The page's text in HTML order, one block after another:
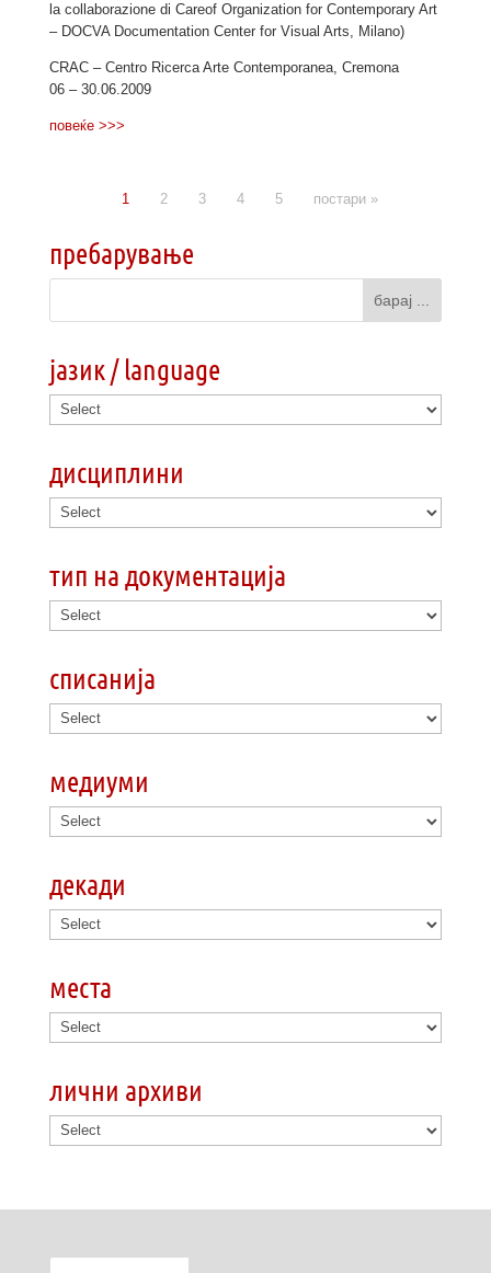
la collaborazione di Careof Organization for Contemporary Art
– DOCVA Documentation Center for Visual Arts, Milano)
CRAC – Centro Ricerca Arte Contemporanea, Cremona
06 – 30.06.2009
повеќе >>>
1 2 3 4 5 постари »
пребарување
јазик / language
дисциплини
тип на документација
списанија
медиуми
декади
места
лични архиви